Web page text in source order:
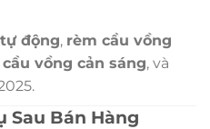
động, rèm cầu vồng
vồng cản sáng, và
Sau Bán Hàng